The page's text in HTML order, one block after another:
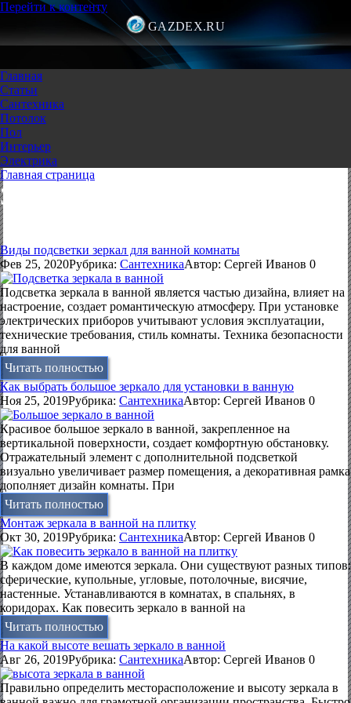
Перейти к контенту
GAZDEX.RU
Главная
Статьи
Сантехника
Потолок
Пол
Интерьер
Электрика
Главная страница
Зеркало
Виды подсветки зеркал для ванной комнаты
Фев 25, 2020Рубрика: СантехникаАвтор: Сергей Иванов 0
Подсветка зеркала в ванной является частью дизайна, влияет на
настроение, создает романтическую атмосферу. При установке
электрических приборов учитывают условия эксплуатации,
технические требования, стиль комнаты. Техника безопасности
для ванной
Читать полностью
Как выбрать большое зеркало для установки в ванную
Ноя 25, 2019Рубрика: СантехникаАвтор: Сергей Иванов 0
Красивое большое зеркало в ванной, закрепленное на
вертикальной поверхности, создает комфортную обстановку.
Отражательный элемент с дополнительной подсветкой
визуально увеличивает размер помещения, а декоративная рамка
дополняет дизайн комнаты. При
Читать полностью
Монтаж зеркала в ванной на плитку
Окт 30, 2019Рубрика: СантехникаАвтор: Сергей Иванов 0
В каждом доме имеются зеркала. Они существуют разных типов:
сферические, купольные, угловые, потолочные, висячие,
настенные. Устанавливаются в комнатах, в спальнях, в
коридорах. Как повесить зеркало в ванной на
Читать полностью
На какой высоте вешать зеркало в ванной
Авг 26, 2019Рубрика: СантехникаАвтор: Сергей Иванов 0
Правильно определить месторасположение и высоту зеркала в